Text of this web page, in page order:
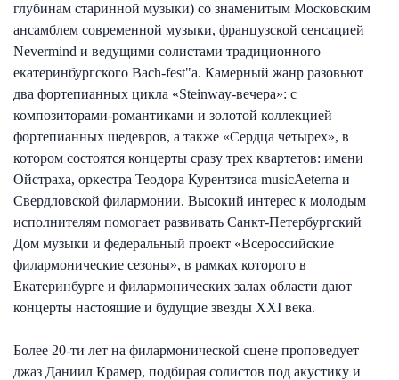
глубинам старинной музыки) со знаменитым Московским
ансамблем современной музыки, французской сенсацией
Nevermind и ведущими солистами традиционного
екатеринбургского Bach-fest"a. Камерный жанр разовьют
два фортепианных цикла «Steinway-вечера»: с
композиторами-романтиками и золотой коллекцией
фортепианных шедевров, а также «Сердца четырех», в
котором состоятся концерты сразу трех квартетов: имени
Ойстраха, оркестра Теодора Курентзиса musicAeterna и
Свердловской филармонии. Высокий интерес к молодым
исполнителям помогает развивать Санкт-Петербургский
Дом музыки и федеральный проект «Всероссийские
филармонические сезоны», в рамках которого в
Екатеринбурге и филармонических залах области дают
концерты настоящие и будущие звезды XXI века.
Более 20-ти лет на филармонической сцене проповедует
джаз Даниил Крамер, подбирая солистов под акустику и